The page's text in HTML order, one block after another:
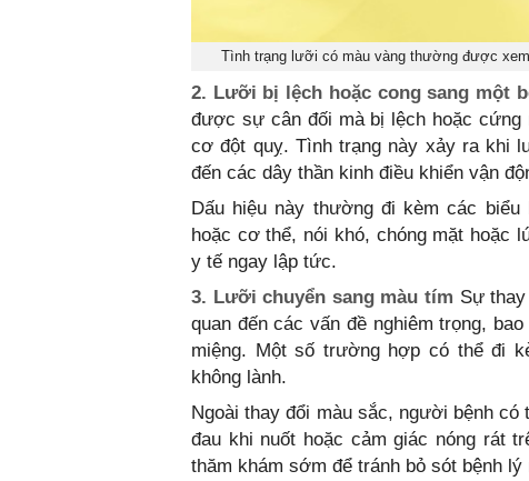
Tình trạng lưỡi có màu vàng thường được
2. Lưỡi bị lệch hoặc cong sang một
được sự cân đối mà bị lệch hoặc cứng
cơ đột quỵ. Tình trạng này xảy ra khi
đến các dây thần kinh điều khiển vận
Dấu hiệu này thường đi kèm các
hoặc cơ thể, nói khó, chóng mặt hoặc
y tế ngay lập tức.
3. Lưỡi chuyển sang màu tím Sự
quan đến các vấn đề nghiêm trọng,
miệng. Một số trường hợp có thể đi
không lành.
Ngoài thay đổi màu sắc, người bệnh
đau khi nuốt hoặc cảm giác nóng rát
thăm khám sớm để tránh bỏ sót bệnh lý